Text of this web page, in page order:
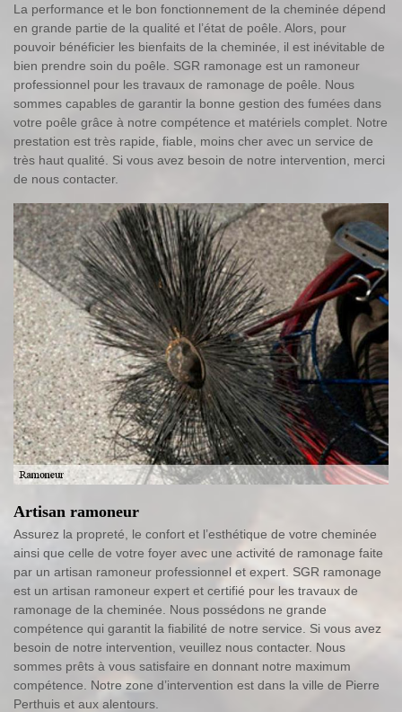
La performance et le bon fonctionnement de la cheminée dépend
en grande partie de la qualité et l’état de poêle. Alors, pour
pouvoir bénéficier les bienfaits de la cheminée, il est inévitable de
bien prendre soin du poêle. SGR ramonage est un ramoneur
professionnel pour les travaux de ramonage de poêle. Nous
sommes capables de garantir la bonne gestion des fumées dans
votre poêle grâce à notre compétence et matériels complet. Notre
prestation est très rapide, fiable, moins cher avec un service de
très haut qualité. Si vous avez besoin de notre intervention, merci
de nous contacter.
Artisan ramoneur
Assurez la propreté, le confort et l’esthétique de votre cheminée
ainsi que celle de votre foyer avec une activité de ramonage faite
par un artisan ramoneur professionnel et expert. SGR ramonage
est un artisan ramoneur expert et certifié pour les travaux de
ramonage de la cheminée. Nous possédons ne grande
compétence qui garantit la fiabilité de notre service. Si vous avez
besoin de notre intervention, veuillez nous contacter. Nous
sommes prêts à vous satisfaire en donnant notre maximum
compétence. Notre zone d’intervention est dans la ville de Pierre
Perthuis et aux alentours.